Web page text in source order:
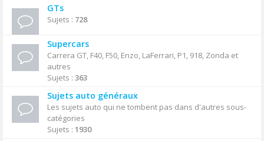
GTs
Sujets : 728
Supercars
Carrera GT, F40, F50, Enzo, LaFerrari, P1, 918, Zonda et
autres
Sujets : 363
Sujets auto généraux
Les sujets auto qui ne tombent pas dans d'autres sous-
catégories
Sujets : 1930